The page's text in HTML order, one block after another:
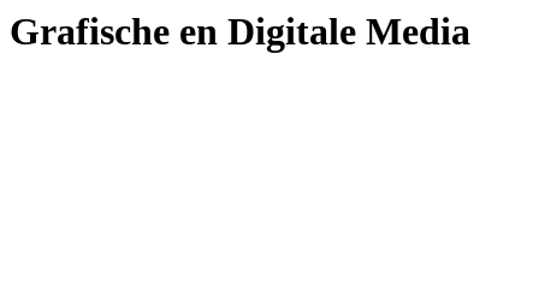
Grafische en Digitale Media